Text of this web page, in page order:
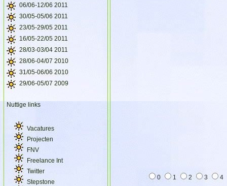
06/06-12/06 2011
30/05-05/06 2011
23/05-29/05 2011
16/05-22/05 2011
28/03-03/04 2011
28/06-04/07 2010
31/05-06/06 2010
29/06-05/07 2009
Nuttige links
Vacatures
Projecten
FNV
Freelance Int
Twitter
Stepstone
0 1 2 3
4